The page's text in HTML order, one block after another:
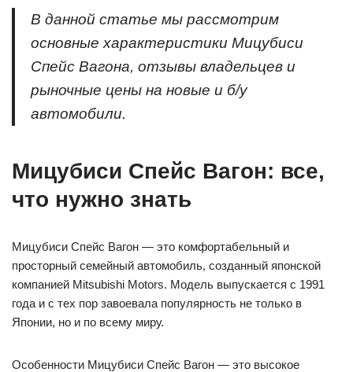
В данной статье мы рассмотрим
основные характеристики Мицубиси
Спейс Вагона, отзывы владельцев и
рыночные цены на новые и б/у
автомобили.
Мицубиси Спейс Вагон: все,
что нужно знать
Мицубиси Спейс Вагон — это комфортабельный и
просторный семейный автомобиль, созданный японской
компанией Mitsubishi Motors. Модель выпускается с 1991
года и с тех пор завоевала популярность не только в
Японии, но и по всему миру.
Особенности Мицубиси Спейс Вагон — это высокое